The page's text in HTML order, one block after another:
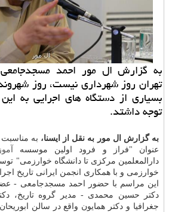
به گزارش ال مور احمد
تهران روز شهرداری نیست، روز
بسیاری از دستگاه های اجرایی به
توجه داشتد.
به گزارش ال مور به نقل از ایسنا، به
عنوان "فراز و فرود اولین موسسه
دارالمعلمین مركزی تا دانشگاه خوارزمی"
خوارزمی و با همكاری انجمن ایرانی تاریخ
این مراسم با حضور احمد مسجدجامعی -
دكتر حسین محمدی - مدیر گروه تاریخ،
جغرافیا و دكتر همایون واقع در سالن